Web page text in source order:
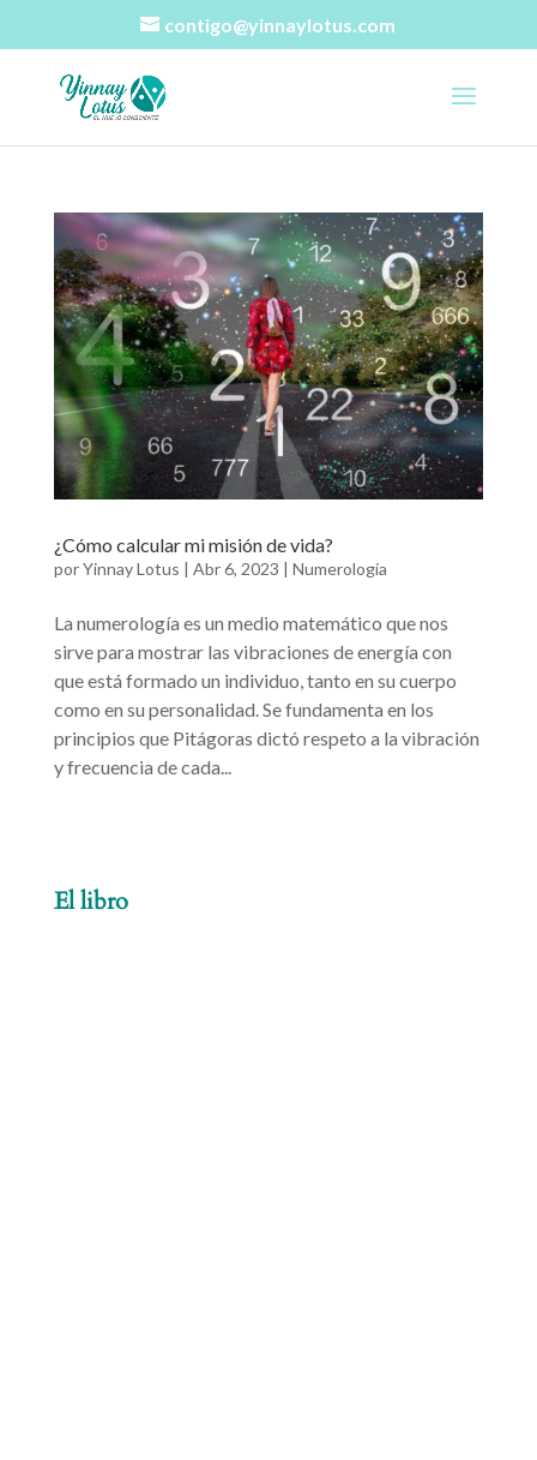
contigo@yinnaylotus.com
¿Cómo calcular mi misión de vida?
porYinnay Lotus | Abr 6, 2023 | Numerología
La numerología es un medio matemático que nos
sirve para mostrar las vibraciones de energía con
que está formado un individuo, tanto en su cuerpo
como en su personalidad. Se fundamenta en los
principios que Pitágoras dictó respeto a la vibración
y frecuencia de cada...
El libro